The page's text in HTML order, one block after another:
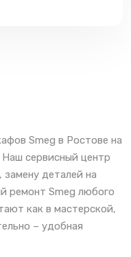
Smeg в Ростове на
сервисный центр
замену деталей на
ремонт Smeg любого
как в мастерской,
– удобная